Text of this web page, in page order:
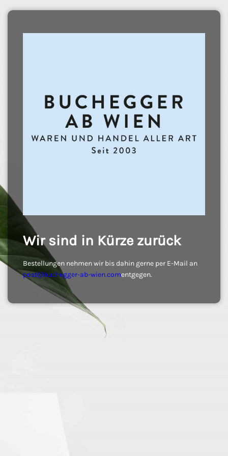
Wir sind in Kürze zurück
Bestellungen nehmen wir bis dahin gerne per E-Mail an
post@buchegger-ab-wien.comentgegen.